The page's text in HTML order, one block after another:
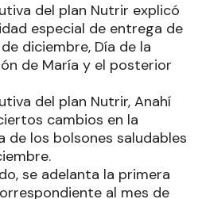
del plan Nutrir explicó
especial de entrega de
diciembre, Día de la
de María y el posterior
del plan Nutrir, Anahí
cambios en la
de los bolsones saludables
se adelanta la primera
al mes de